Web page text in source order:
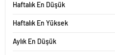
Haftalık En Düşük
Haftalık En Yüksek
Aylık En Düşük